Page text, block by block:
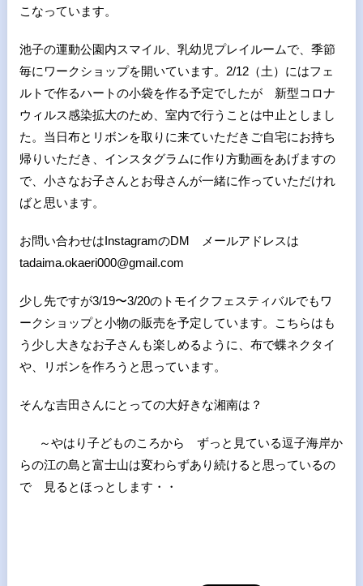
こなっています。
池子の運動公園内スマイル、乳幼児プレイルームで、季節
毎にワークショップを開いています。2/12（土）にはフェ
ルトで作るハートの小袋を作る予定でしたが 新型コロナ
ウィルス感染拡大のため、室内で行うことは中止としまし
た。当日布とリボンを取りに来ていただきご自宅にお持ち
帰りいただき、インスタグラムに作り方動画をあげますの
で、小さなお子さんとお母さんが一緒に作っていただけれ
ばと思います。
お問い合わせはInstagramのDM メールアドレスは
tadaima.okaeri000@gmail.com
少し先ですが3/19〜3/20のトモイクフェスティバルでもワ
ークショップと小物の販売を予定しています。こちらはも
う少し大きなお子さんも楽しめるように、布で蝶ネクタイ
や、リボンを作ろうと思っています。
そんな吉田さんにとっての大好きな湘南は？
～やはり子どものころから ずっと見ている逗子海岸か
らの江の島と富士山は変わらずあり続けると思っているの
で 見るとほっとします・・